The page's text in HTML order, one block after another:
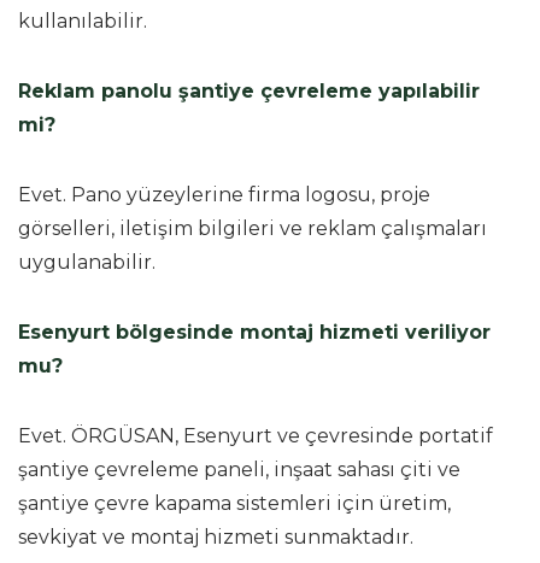
kullanılabilir.
Reklam panolu şantiye çevreleme yapılabilir
mi?
Evet. Pano yüzeylerine firma logosu, proje
görselleri, iletişim bilgileri ve reklam çalışmaları
uygulanabilir.
Esenyurt bölgesinde montaj hizmeti veriliyor
mu?
Evet. ÖRGÜSAN, Esenyurt ve çevresinde portatif
şantiye çevreleme paneli, inşaat sahası çiti ve
şantiye çevre kapama sistemleri için üretim,
sevkiyat ve montaj hizmeti sunmaktadır.